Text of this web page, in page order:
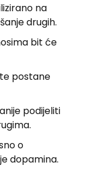
na
drugih.
bit će
postane
podijeliti
o
dopamina.